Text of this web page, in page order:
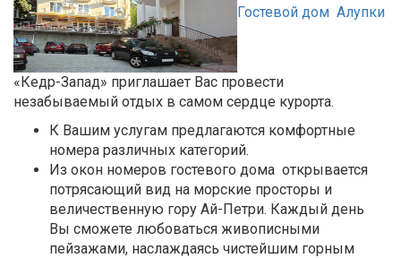
Гостевой дом Алупки
«Кедр-Запад» приглашает Вас провести
незабываемый отдых в самом сердце курорта.
К Вашим услугам предлагаются комфортные
номера различных категорий.
Из окон номеров гостевого дома открывается
потрясающий вид на морские просторы и
величественную гору Ай-Петри. Каждый день
Вы сможете любоваться живописными
пейзажами, наслаждаясь чистейшим горным